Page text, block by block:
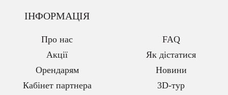
ІНФОРМАЦІЯ
Про нас
Акції
Орендарям
Кабінет партнера
FAQ
Як дістатися
Новини
3D-тур